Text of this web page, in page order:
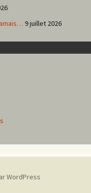
9 juillet 2026
WordPress